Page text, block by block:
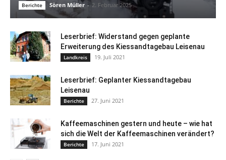
Berichte Sören Müller - 2. Februar 2025
Leserbrief: Widerstand gegen geplante
Erweiterung des Kiessandtagebau Leisenau
Landkreis 19. Juli 2021
Leserbrief: Geplanter Kiessandtagebau
Leisenau
Berichte 27. Juni 2021
Kaffeemaschinen gestern und heute – wie hat
sich die Welt der Kaffeemaschinen verändert?
Berichte 17. Juni 2021